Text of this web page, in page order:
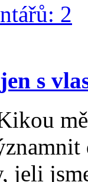
2
s
jeli